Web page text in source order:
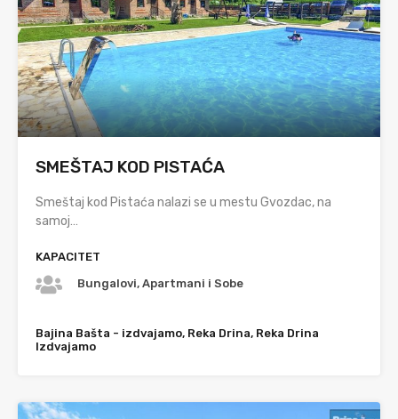
SMEŠTAJ KOD PISTAĆA
Smeštaj kod Pistaća nalazi se u mestu Gvozdac, na
samoj…
KAPACITET
Bungalovi, Apartmani i Sobe
Bajina Bašta - izdvajamo, Reka Drina, Reka Drina
Izdvajamo